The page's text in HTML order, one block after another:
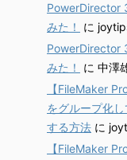
PowerDirector
みた！
に
PowerDirector
みた！
に 中澤
【FileMaker
をグループ化
する方法 に
【FileMaker